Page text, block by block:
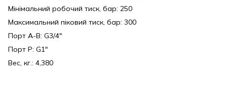
Мінімальний робочий тиск, бар: 250
Максимальний піковий тиск, бар: 300
Порт А-В: G3/4"
Порт P: G1"
Вес, кг.: 4,380